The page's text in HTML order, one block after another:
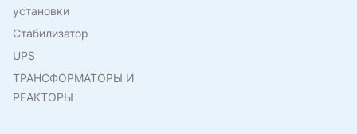
установки
Стабилизатор
UPS
ТРАНСФОРМАТОРЫ И
РЕАКТОРЫ